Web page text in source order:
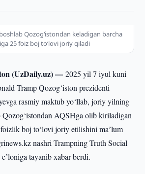
Qozog‘istondan keladigan barcha
25 foiz boj to‘lovi joriy qiladi
(UzDaily.uz) —2025 yil 7 iyul kuni
Tramp Qozog‘iston prezidenti
rasmiy maktub yo‘llab, joriy yilning
Qozog‘istondan AQSHga olib kiriladigan
boj to‘lovi joriy etilishini maʼlum
nashri Trampning Truth Social
tayanib xabar berdi.